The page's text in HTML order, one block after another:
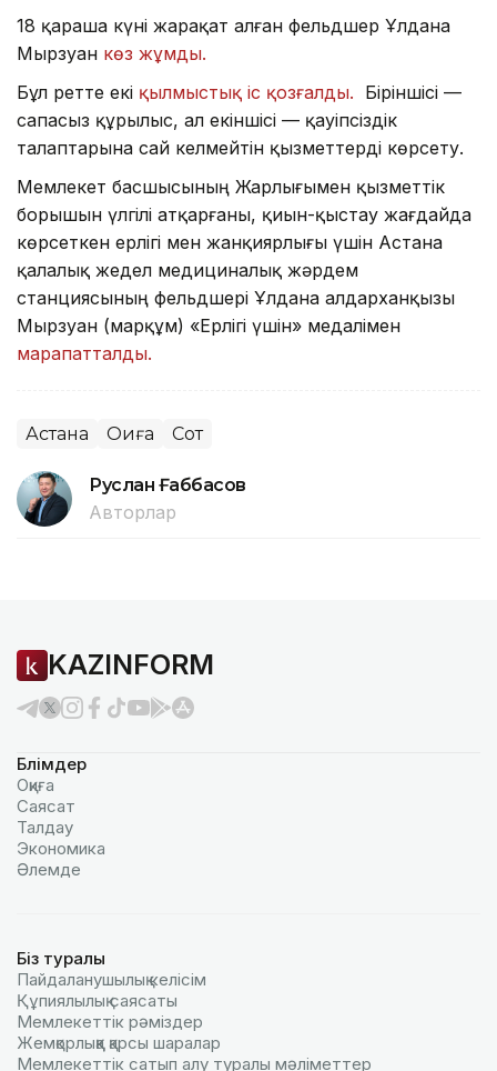
18 қараша күні жарақат алған фельдшер Ұлдана
Мырзуан көз жұмды.
Бұл ретте екі қылмыстық іс қозғалды. Біріншісі —
сапасыз құрылыс, ал екіншісі — қауіпсіздік
талаптарына сай келмейтін қызметтерді көрсету.
Мемлекет басшысының Жарлығымен қызметтік
борышын үлгілі атқарғаны, қиын-қыстау жағдайда
көрсеткен ерлігі мен жанқиярлығы үшін Астана
қалалық жедел медициналық жәрдем
станциясының фельдшері Ұлдана Қалдарханқызы
Мырзуан (марқұм) «Ерлігі үшін» медалімен
марапатталды.
Астана Оқиға Сот
Руслан Ғаббасов
Авторлар
KAZINFORM
Бөлімдер
Оқиға
Саясат
Талдау
Экономика
Әлемде
Біз туралы
Пайдаланушылық келiciм
Құпиялылық саясаты
Мемлекеттік рәміздер
Жемқорлыққа қарсы шаралар
Мемлекеттік сатып алу туралы мәлiметтер